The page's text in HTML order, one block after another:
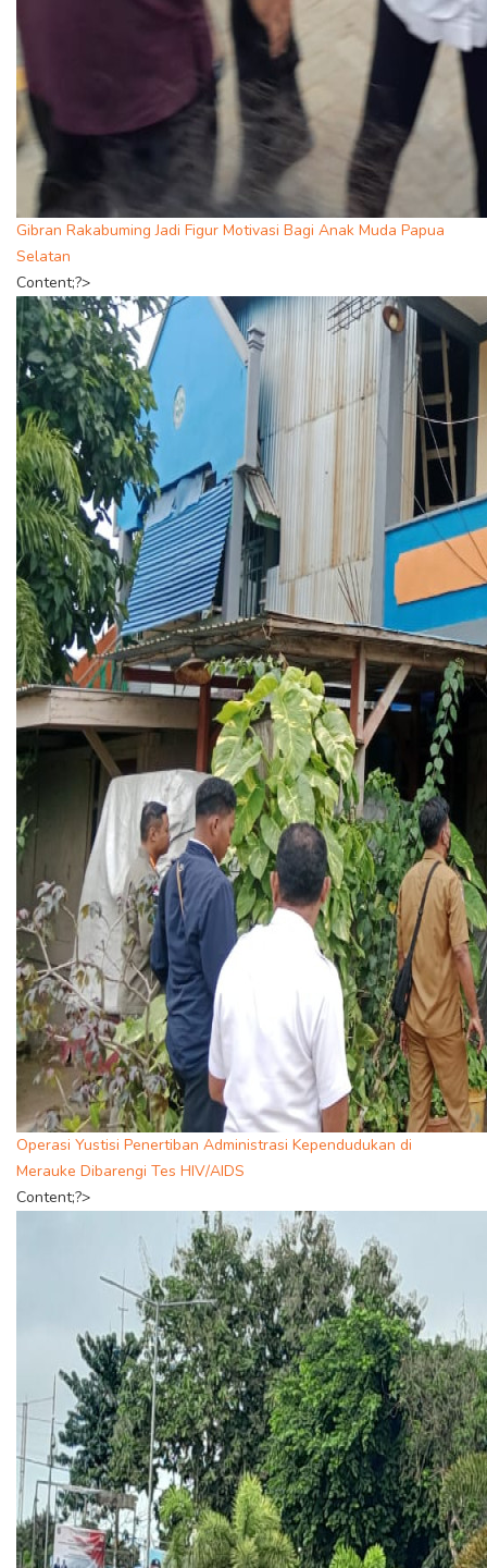
Gibran Rakabuming Jadi Figur Motivasi Bagi Anak Muda Papua
Selatan
Content;?>
Operasi Yustisi Penertiban Administrasi Kependudukan di
Merauke Dibarengi Tes HIV/AIDS
Content;?>